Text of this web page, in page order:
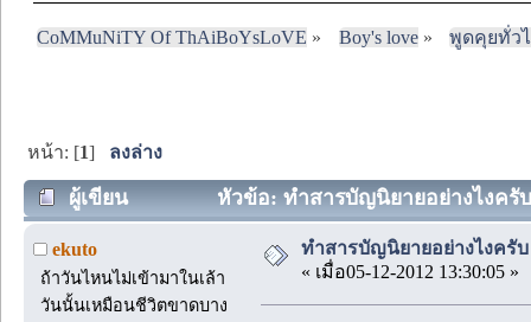
CoMMuNiTY Of ThAiBoYsLoVE » Boy's love» พูดคุยทั่ว
หน้า: [1] ลงล่าง
ผู้เขียน หัวข้อ: ทำสารบัญนิยายอย่างไงครั
ekuto
ถ้าวันไหนไม่เข้ามาในเล้า
วันนั้นเหมือนชีวิตขาดบาง
ทำสารบัญนิยายอย่างไงครับ
« เมื่อ05-12-2012 13:30:05 »